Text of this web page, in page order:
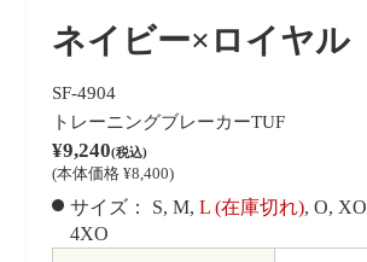
ネイビー×ロイヤル
SF-4904
トレーニングブレーカーTUF
¥9,240(税込)
(本体価格 ¥8,400)
サイズ： S M L (在庫切れ) O XO
4XO